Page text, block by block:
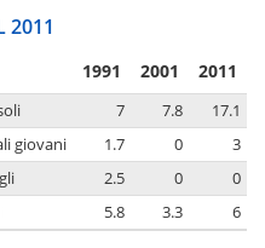
2011
1991 2001 2011
7 7.8
17.1
giovani
1.7 0
3
2.5 0
0
5.8 3.3 6